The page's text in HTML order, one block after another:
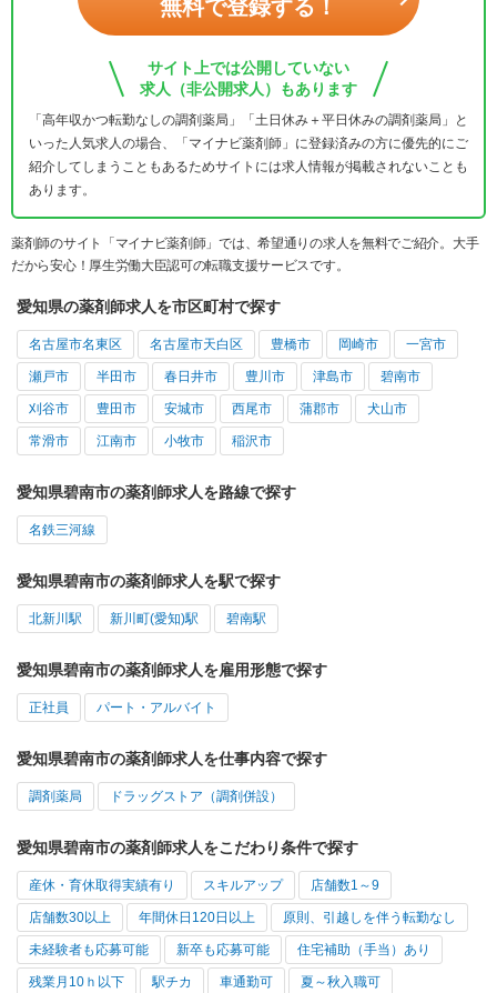
無料で登録する！
サイト上では公開していない
求人（非公開求人）もあります
「高年収かつ転勤なしの調剤薬局」「土日休み＋平日休みの調剤薬局」と
いった人気求人の場合、「マイナビ薬剤師」に登録済みの方に優先的にご
紹介してしまうこともあるためサイトには求人情報が掲載されないことも
あります。
薬剤師のサイト「マイナビ薬剤師」では、希望通りの求人を無料でご紹介。大手
だから安心！厚生労働大臣認可の転職支援サービスです。
愛知県の薬剤師求人を市区町村で探す
名古屋市名東区 名古屋市天白区 豊橋市 岡崎市 一宮市
瀬戸市 半田市 春日井市 豊川市 津島市 碧南市
刈谷市 豊田市 安城市 西尾市 蒲郡市 犬山市
常滑市 江南市 小牧市 稲沢市
愛知県碧南市の薬剤師求人を路線で探す
名鉄三河線
愛知県碧南市の薬剤師求人を駅で探す
北新川駅 新川町(愛知)駅 碧南駅
愛知県碧南市の薬剤師求人を雇用形態で探す
正社員 パート・アルバイト
愛知県碧南市の薬剤師求人を仕事内容で探す
調剤薬局 ドラッグストア（調剤併設）
愛知県碧南市の薬剤師求人をこだわり条件で探す
産休・育休取得実績有り スキルアップ 店舗数1～9
店舗数30以上 年間休日120日以上 原則、引越しを伴う転勤なし
未経験者も応募可能 新卒も応募可能 住宅補助（手当）あり
残業月10ｈ以下 駅チカ 車通勤可 夏～秋入職可